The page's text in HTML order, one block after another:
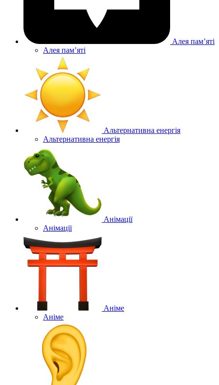
Алея памʼяті
Алея памʼяті
Альтернативна енергія
Альтернативна енергія
Анімації
Анімації
Аніме
Аніме